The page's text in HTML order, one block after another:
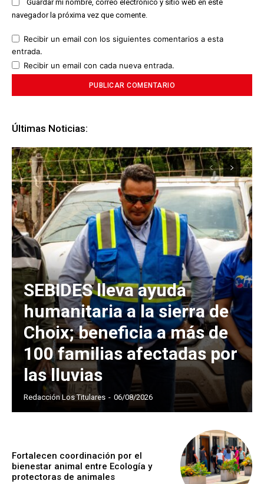
Guardar mi nombre, correo electrónico y sitio web en este
navegador la próxima vez que comente.
Recibir un email con los siguientes comentarios a esta
entrada.
Recibir un email con cada nueva entrada.
Últimas Noticias:
SEBIDES lleva ayuda
humanitaria a la sierra de
Choix; beneficia a más de
100 familias afectadas por
las lluvias
Redacción Los Titulares - 06/08/2026
Fortalecen coordinación por el
bienestar animal entre Ecología y
protectoras de animales